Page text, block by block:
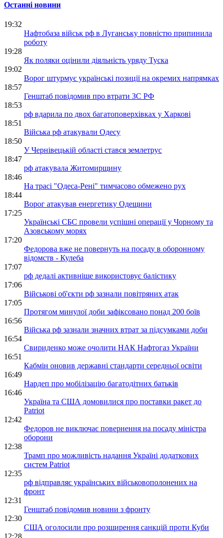
Останні новини
19:32
Нафтобаза військ рф в Луганську повністю припинила
роботу
19:28
Як поляки оцінили діяльність уряду Туска
19:02
Ворог штурмує українські позиції на окремих напрямках
18:57
Генштаб повідомив про втрати ЗС РФ
18:53
рф вдарила по двох багатоповерхівках у Харкові
18:51
Війська рф атакували Одесу
18:50
У Чернівецькій області стався землетрус
18:47
рф атакувала Житомирщину
18:46
На трасі "Одеса-Рені" тимчасово обмежено рух
18:44
Ворог атакував енергетику Одещини
17:25
Українські СБС провели успішні операції у Чорному та
Азовському морях
17:20
Федорова вже не повернуть на посаду в оборонному
відомств - Кулеба
17:07
рф дедалі активніше використовує балістику
17:06
Військові об'єкти рф зазнали повітряних атак
17:05
Протягом минулої доби зафіксовано понад 200 боїв
16:56
Війська рф зазнали значних втрат за підсумками доби
16:54
Свириденко може очолити НАК Нафтогаз України
16:51
Кабмін оновив державні стандарти середньої освіти
16:49
Нардеп про мобілізацію багатодітних батьків
16:46
Україна та США домовилися про поставки ракет до
Patriot
12:42
Федоров не виключає повернення на посаду міністра
оборони
12:38
Трамп про можливість надання Україні додаткових
систем Patriot
12:35
рф відправляє українських військовополонених на
фронт
12:31
Генштаб повідомив новини з фронту
12:30
США оголосили про розширення санкцій проти Куби
12:28